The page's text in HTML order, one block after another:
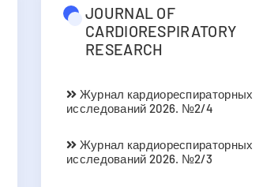
JOURNAL OF
CARDIORESPIRATORY
RESEARCH
Журнал кардиореспираторных
исследований 2026. №2/4
Журнал кардиореспираторных
исследований 2026. №2/3